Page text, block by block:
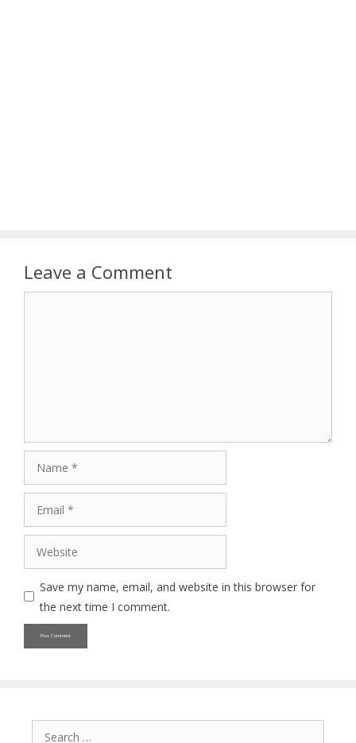
Leave a Comment
Save my name, email, and website in this browser for
the next time I comment.